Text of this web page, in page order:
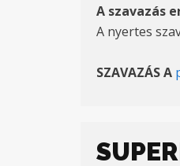
A szavazás
A nyertes
SZAVAZÁS A